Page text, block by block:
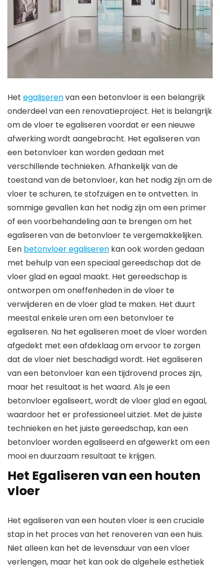
Het egaliserenvan een betonvloer is een belangrijk
onderdeel van een renovatieproject. Het is belangrijk
om de vloer te egaliseren voordat er een nieuwe
afwerking wordt aangebracht. Het egaliseren van
een betonvloer kan worden gedaan met
verschillende technieken. Afhankelijk van de
toestand van de betonvloer, kan het nodig zijn om de
vloer te schuren, te stofzuigen en te ontvetten. In
sommige gevallen kan het nodig zijn om een primer
of een voorbehandeling aan te brengen om het
egaliseren van de betonvloer te vergemakkelijken.
Een betonvloer egaliseren kan ook worden gedaan
met behulp van een speciaal gereedschap dat de
vloer glad en egaal maakt. Het gereedschap is
ontworpen om oneffenheden in de vloer te
verwijderen en de vloer glad te maken. Het duurt
meestal enkele uren om een betonvloer te
egaliseren. Na het egaliseren moet de vloer worden
afgedekt met een afdeklaag om ervoor te zorgen
dat de vloer niet beschadigd wordt. Het egaliseren
van een betonvloer kan een tijdrovend proces zijn,
maar het resultaat is het waard. Als je een
betonvloer egaliseert, wordt de vloer glad en egaal,
waardoor het er professioneel uitziet. Met de juiste
technieken en het juiste gereedschap, kan een
betonvloer worden egaliseerd en afgewerkt om een
mooi en duurzaam resultaat te krijgen.
Het Egaliseren van een houten
vloer
Het egaliseren van een houten vloer is een cruciale
stap in het proces van het renoveren van een huis.
Niet alleen kan het de levensduur van een vloer
verlengen, maar het kan ook de algehele esthetiek